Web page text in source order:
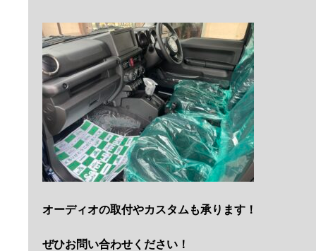
オーディオの取付やカスタムも承ります！
ぜひお問い合わせください！